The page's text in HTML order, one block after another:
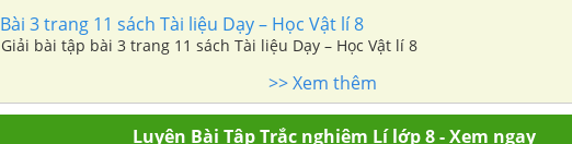
Bài 3 trang 11 sách Tài liệu Dạy – Học Vật lí 8
Giải bài tập bài 3 trang 11 sách Tài liệu Dạy – Học Vật lí 8
>> Xem thêm
Luyện Bài Tập Trắc nghiệm Lí lớp 8 - Xem ngay